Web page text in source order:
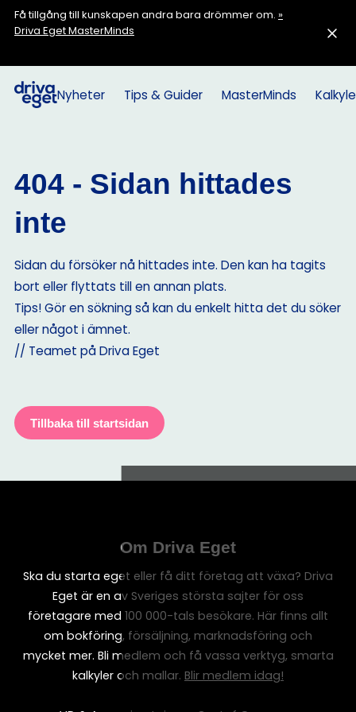
Få tillgång till kunskapen andra bara drömmer om. »
Driva Eget MasterMinds
Nyheter Tips & Guider MasterMinds
404 - Sidan hittades
inte
Sidan du försöker nå hittades inte. Den kan ha tagits
bort eller flyttats till en annan plats.
Tips! Gör en sökning så kan du enkelt hitta det du söker
eller något i ämnet.
// Teamet på Driva Eget
Tillbaka till startsidan
Om Driva Eget
Ska du starta eget eller få ditt företag att växa? Driva
Eget är en av Sveriges största sajter för oss
företagare med 100 000-tals besökare. Här finns allt
om bokföring, försäljning, marknadsföring och
mycket mer. Bli medlem och få vassa verktyg, smarta
kalkyler och mallar. Blir medlem idag!